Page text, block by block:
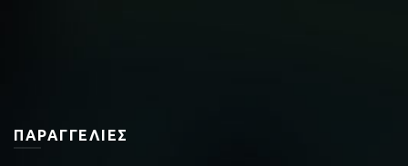
ΠΑΡΑΓΓΕΛΊΕΣ